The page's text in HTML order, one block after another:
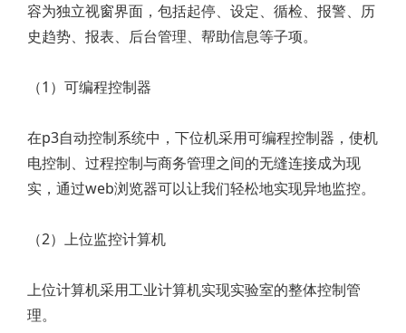
容为独立视窗界面，包括起停、设定、循检、报警、历
史趋势、报表、后台管理、帮助信息等子项。
（1）可编程控制器
在p3自动控制系统中，下位机采用可编程控制器，使机
电控制、过程控制与商务管理之间的无缝连接成为现
实，通过web浏览器可以让我们轻松地实现异地监控。
（2）上位监控计算机
上位计算机采用工业计算机实现实验室的整体控制管
理。